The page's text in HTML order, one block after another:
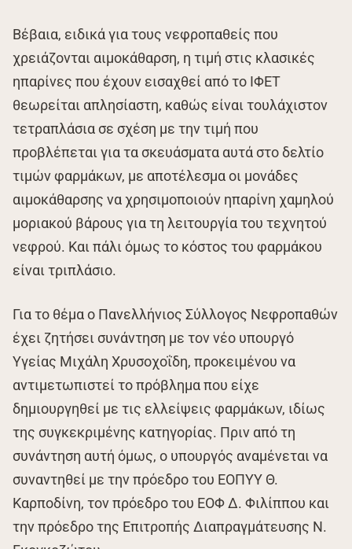
Βέβαια, ειδικά για τους νεφροπαθείς που
χρειάζονται αιμοκάθαρση, η τιμή στις κλασικές
ηπαρίνες που έχουν εισαχθεί από το ΙΦΕΤ
θεωρείται απλησίαστη, καθώς είναι τουλάχιστον
τετραπλάσια σε σχέση με την τιμή που
προβλέπεται για τα σκευάσματα αυτά στο δελτίο
τιμών φαρμάκων, με αποτέλεσμα οι μονάδες
αιμοκάθαρσης να χρησιμοποιούν ηπαρίνη χαμηλού
μοριακού βάρους για τη λειτουργία του τεχνητού
νεφρού. Και πάλι όμως το κόστος του φαρμάκου
είναι τριπλάσιο.
Για το θέμα ο Πανελλήνιος Σύλλογος Νεφροπαθών
έχει ζητήσει συνάντηση με τον νέο υπουργό
Υγείας Μιχάλη Χρυσοχοΐδη, προκειμένου να
αντιμετωπιστεί το πρόβλημα που είχε
δημιουργηθεί με τις ελλείψεις φαρμάκων, ιδίως
της συγκεκριμένης κατηγορίας. Πριν από τη
συνάντηση αυτή όμως, ο υπουργός αναμένεται να
συναντηθεί με την πρόεδρο του ΕΟΠΥΥ Θ.
Καρποδίνη, τον πρόεδρο του ΕΟΦ Δ. Φιλίππου και
την πρόεδρο της Επιτροπής Διαπραγμάτευσης Ν.